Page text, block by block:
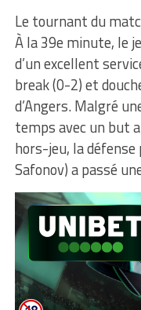
Le tournant du
À la 39e minute, le
d’un excellent
break (0-2) et
d’Angers. Malgré
temps avec un but
hors-jeu, la défense
Safonov) a passé